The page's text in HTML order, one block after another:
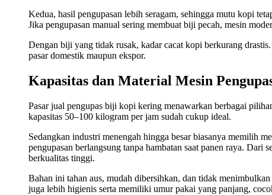
Kedua, hasil pengupasan lebih seragam, sehingga mutu kopi
Jika pengupasan manual sering membuat biji pecah, mesin
Dengan biji yang tidak rusak, kadar cacat kopi berkurang
pasar domestik maupun ekspor.
Kapasitas dan Material Mesin
Pasar jual pengupas biji kopi kering menawarkan berbagai
kapasitas 50–100 kilogram per jam sudah cukup ideal.
Sedangkan industri menengah hingga besar biasanya memilih
pengupasan berlangsung tanpa hambatan saat panen raya. Dari
berkualitas tinggi.
Bahan ini tahan aus, mudah dibersihkan, dan tidak
juga lebih higienis serta memiliki umur pakai yang panjang,